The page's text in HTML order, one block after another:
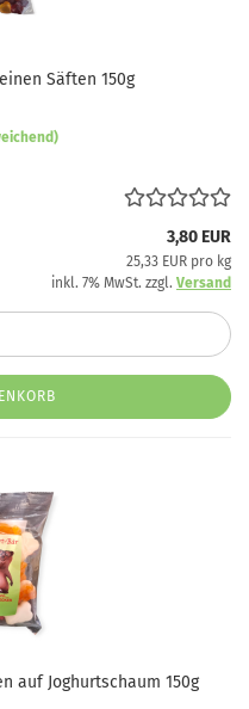
Säften 150g
3,80 EUR
25,33 EUR pro kg
inkl. 7% MwSt. zzgl. Versand
auf Joghurtschaum 150g